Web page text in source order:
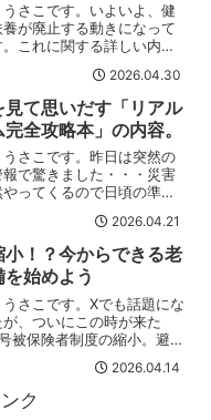
うさこです。いよいよ、健
が廃止する動きになって
これに関する詳しい内容
健康保険の扶養の考え方は
スになっているので、これ
わせ...
2026.04.30
見て思いだす「リアル
全攻略本」の内容。
さこです。昨日は突然の
で驚きました・・・災害
ってくるので日頃の準備
道を見ていてある本のこと
た。それがこちら。この
ーム完...
2026.04.21
小！？今からできる老
始めよう
うさこです。Xでも話題にな
、ついにこの時が来た
被保険者制度の縮小。避け
ンドン働いて税金納めてく
なんでしょうね( ﾟДﾟ)こ
ら...
2026.04.14
ク